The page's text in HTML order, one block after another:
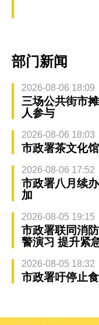
部门新闻
2026-08-06 18:09
三场公共街市
人参与
2026-08-06 18:03
市政署茶文化
2026-08-06 17:52
市政署八月续
加
2026-08-05 19:15
市政署联同消
警演习 提升紧
2026-08-05 18:32
市政署吁停止